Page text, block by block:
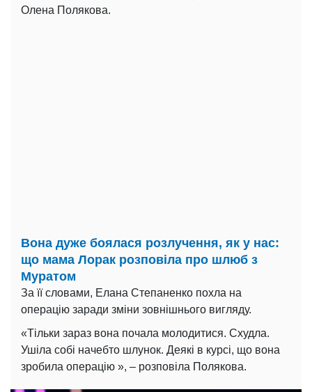
Олена Полякова.
Вона дуже боялася розлучення, як у нас:
що мама Лорак розповіла про шлюб з
Муратом
За її словами, Елана Степаненко похла на
операцію заради зміни зовнішнього вигляду.
«Тільки зараз вона почала молодитися. Схудла.
Ушіла собі начебто шлунок. Деякі в курсі, що вона
зробила операцію », – розповіла Полякова.